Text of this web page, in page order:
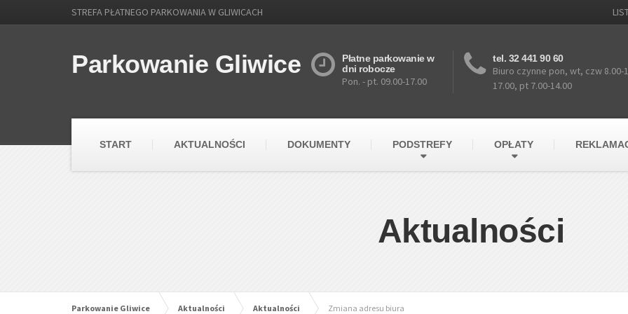
STREFA PŁATNEGO PARKOWANIA W GLIWICACH
Parkowanie Gliwice
Płatne parkowanie w
dni robocze
Pon. - pt. 09.00-17.00
tel. 32 441 90 60
Biuro czynne pon, wt, czw 8.00-
17.00, pt 7.00-14.00
START AKTUALNOŚCI DOKUMENTY PODSTREFY OPŁATY
Aktualności
Parkowanie Gliwice Aktualności Aktualności Zmiana adresu biura